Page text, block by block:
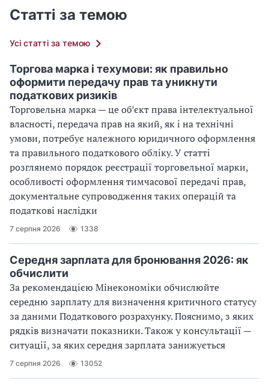
Статті за темою
Усі статті за темою
Торгова марка і техумови: як правильно
оформити передачу прав та уникнути
податкових ризиків
Торговельна марка — це об’єкт права інтелектуальної
власності, передача прав на який, як і на технічні
умови, потребує належного юридичного оформлення
та правильного податкового обліку. У статті
розглянемо порядок реєстрації торговельної марки,
особливості оформлення тимчасової передачі прав,
документальне супроводження таких операцій та
податкові наслідки
7 серпня 2026 1338
Середня зарплата для бронювання 2026: як
обчислити
За рекомендацією Мінекономіки обчислюйте
середню зарплату для визначення критичного статусу
за даними Податкового розрахунку. Пояснимо, з яких
рядків визначати показники. Також у консультації —
ситуації, за яких середня зарплата занижується
7 серпня 2026 13052